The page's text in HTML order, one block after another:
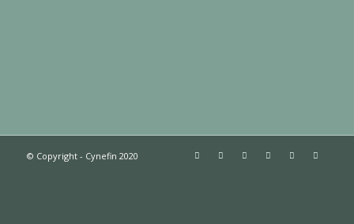
© Copyright - Cynefin 2020